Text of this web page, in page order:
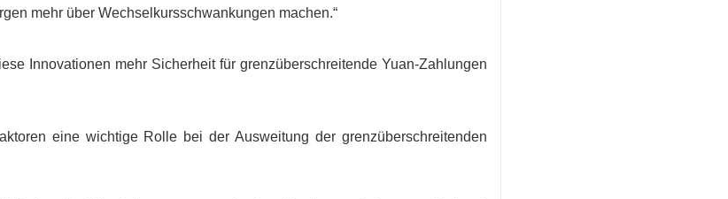
mehr über Wechselkursschwankungen machen.“
Innovationen mehr Sicherheit für grenzüberschreitende Yuan-Zahlungen
eine wichtige Rolle bei der Ausweitung der grenzüberschreitenden